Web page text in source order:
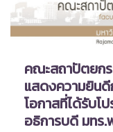
คณะสถาปัตยก
แสดงความยินดี
โอกาสที่ได้รับโ
อธิการบดี มทร.